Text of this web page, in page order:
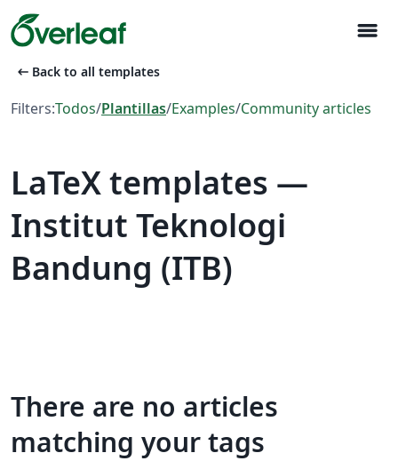
menu
arrow_left_alt Back to all templates
Filters:Todos/Plantillas/Examples/Community articles
LaTeX templates —
Institut Teknologi
Bandung (ITB)
There are no articles
matching your tags